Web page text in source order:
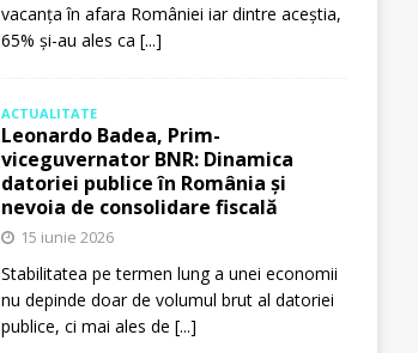
vacanța în afara României iar dintre aceștia,
65% și-au ales ca [...]
ACTUALITATE
Leonardo Badea, Prim-
viceguvernator BNR: Dinamica
datoriei publice în România și
nevoia de consolidare fiscală
15 iunie 2026
Stabilitatea pe termen lung a unei economii
nu depinde doar de volumul brut al datoriei
publice, ci mai ales de [...]